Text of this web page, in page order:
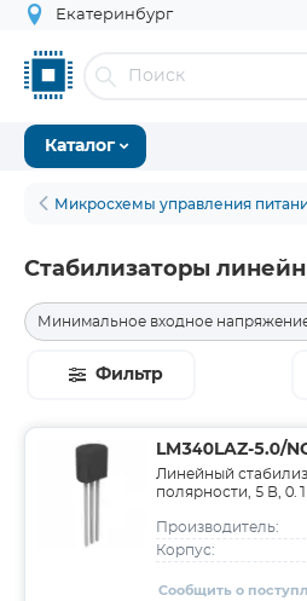
Екатеринбург
Каталог
Микросхемы управления
Стабилизаторы
Минимальное входное
Фильтр
LM340LAZ-5.0/
Линейный
полярности, 5 В,
Производитель:
Корпус:
Сообщить о